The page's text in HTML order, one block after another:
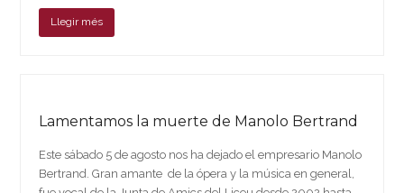
Llegir més
Lamentamos la muerte de Manolo Bertrand
Este sábado 5 de agosto nos ha dejado el empresario Manolo
Bertrand. Gran amante de la ópera y la música en general,